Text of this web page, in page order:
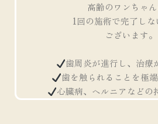
高齢のワンちゃん
1回の施術で完了し
ございます。
歯周炎が進行し、治療
歯を触られることを極
心臓病、ヘルニアなどの